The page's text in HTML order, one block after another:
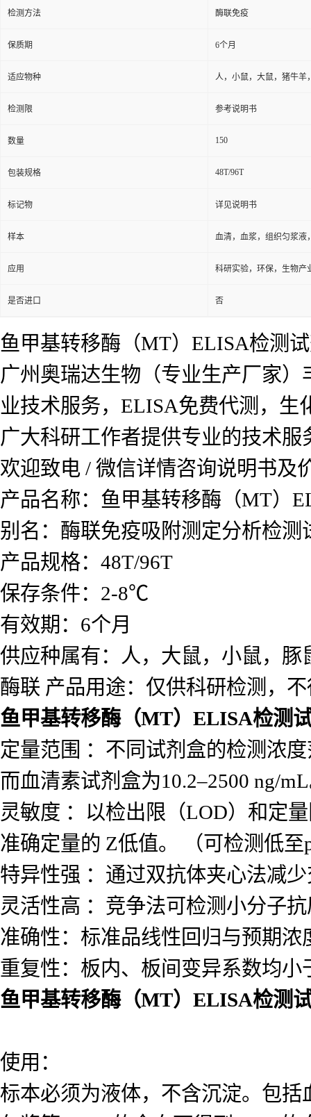
检测方法 酶联免疫
保质期 6个月
适应物种 人，小鼠，大鼠，猪牛羊
检测限 参考说明书
数量 150
包装规格 48T/96T
标记物 详见说明书
样本 血清，血浆，组织匀浆液
应用 科研实验，环保，生物产
是否进口 否
鱼甲基转移酶（MT）ELISA检测
广州奥瑞达生物（专业生产厂家
业技术服务，ELISA免费代测，生
广大科研工作者提供专业的技术
欢迎致电 / 微信详情咨询说明书及
产品名称： 鱼甲基转移酶（MT）
别名：酶联免疫吸附测定分析检测
产品规格：48T/96T
保存条件：2-8℃
有效期：6个月
供应种属有：人，大鼠，小鼠，
酶联 产品用途：仅供科研检测，
鱼甲基转移酶（MT）ELISA检测
定量范围 ：不同试剂盒的检测浓
而血清素试剂盒为10.2–2500 ng/
灵敏度 ：以检出限（LOD）和定
准确定量的 Z低值。 （可检测低
特异性强 ：通过双抗体夹心法减
灵活性高 ：竞争法可检测小分子
准确性：标准品线性回归与预期浓
重复性：板内、板间变异系数均小
鱼甲基转移酶（MT）ELISA检测
使用：
标本必须为液体，不含沉淀。包